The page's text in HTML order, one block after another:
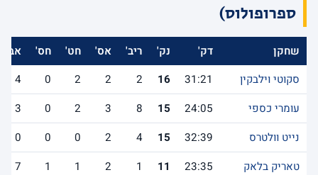
ספרופולוס)
שחקן דק' נק' ריב' אס' חט' חס'
אב'
סקוטי וילבקין
31:21
16
2
2
2
0
4
עומרי כספי
24:05
15
8
3
2
0
3
נייט וולטרס
32:39
15
4
2
0
0
0
טאריק בלאק
23:35
11
1
2
1
1
7